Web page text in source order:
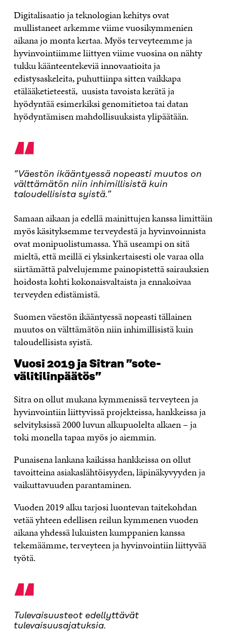
Digitalisaatio ja teknologian kehitys ovat
mullistaneet arkemme viime vuosikymmenien
aikana jo monta kertaa. Myös terveyteemme ja
hyvinvointiimme liittyen viime vuosina on nähty
tukku käänteentekeviä innovaatioita ja
edistysaskeleita, puhuttiinpa sitten vaikkapa
etälääketieteestä, uusista tavoista kerätä ja
hyödyntää esimerkiksi genomitietoa tai datan
hyödyntämisen mahdollisuuksista ylipäätään.
“
”Väestön ikääntyessä nopeasti muutos on
välttämätön niin inhimillisistä kuin
taloudellisista syistä.”
Samaan aikaan ja edellä mainittujen kanssa limittäin
myös käsityksemme terveydestä ja hyvinvoinnista
ovat monipuolistumassa. Yhä useampi on sitä
mieltä, että meillä ei yksinkertaisesti ole varaa olla
siirtämättä palvelujemme painopistettä sairauksien
hoidosta kohti kokonaisvaltaista ja ennakoivaa
terveyden edistämistä.
Suomen väestön ikääntyessä nopeasti tällainen
muutos on välttämätön niin inhimillisistä kuin
taloudellisista syistä.
Vuosi 2019 ja Sitran ”sote-
välitilinpäätös”
Sitra on ollut mukana kymmenissä terveyteen ja
hyvinvointiin liittyvissä projekteissa, hankkeissa ja
selvityksissä 2000 luvun alkupuolelta alkaen – ja
toki monella tapaa myös jo aiemmin.
Punaisena lankana kaikissa hankkeissa on ollut
tavoitteina asiakaslähtöisyyden, läpinäkyvyyden ja
vaikuttavuuden parantaminen.
Vuoden 2019 alku tarjosi luontevan taitekohdan
vetää yhteen edellisen reilun kymmenen vuoden
aikana yhdessä lukuisten kumppanien kanssa
tekemäämme, terveyteen ja hyvinvointiin liittyvää
työtä.
“
Tulevaisuusteot edellyttävät
tulevaisuusajatuksia.